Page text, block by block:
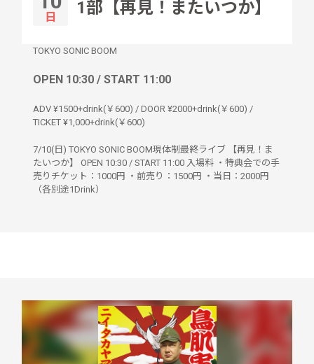
日 1部【再見！またいつか】
TOKYO SONIC BOOM
OPEN 10:30 / START 11:00
ADV ¥1500+drink(￥600) / DOOR ¥2000+drink(￥600) /
TICKET ¥1,000+drink(￥600)
7/10(日) TOKYO SONIC BOOM現体制最終ライブ 【再見！ま
たいつか】 OPEN 10:30 / START 11:00 入場料 ・特典会での手
売りチケット：1000円 ・前売り：1500円 ・当日：2000円
（各別途1Drink）